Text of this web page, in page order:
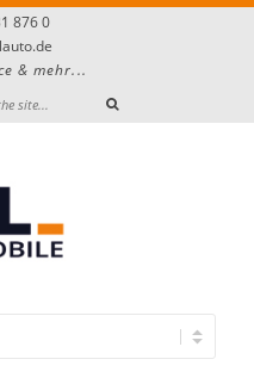
876 0
& mehr...